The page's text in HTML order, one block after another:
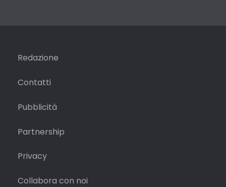
Redazione
Contatti
Pubblicità
Partnership
Privacy
Collabora con noi